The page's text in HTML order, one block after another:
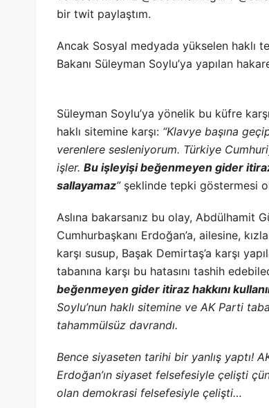
bir twit paylaştım.
Ancak Sosyal medyada yükselen haklı
Bakanı Süleyman Soylu’ya yapılan
Süleyman Soylu’ya yönelik bu küfre
haklı sitemine karşı: “Klavye başına
verenlere sesleniyorum. Türkiye
işler. Bu işleyişi beğenmeyen gider itiraz
sallayamaz” şeklinde tepki göstermesi
Aslına bakarsanız bu olay, Abdülhamit
Cumhurbaşkanı Erdoğan’a, ailesine,
karşı susup, Başak Demirtaş’a karşı
tabanına karşı bu hatasını tashih
beğenmeyen gider itiraz hakkını
Soylu’nun haklı sitemine ve AK Parti
tahammülsüz davrandı.
Bence siyaseten tarihi bir yanlış yaptı!
Erdoğan’ın siyaset felsefesiyle çelişti
olan demokrasi felsefesiyle çelişti…